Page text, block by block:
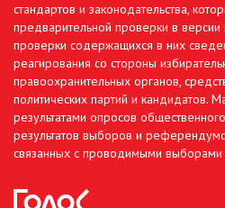
стандартов и законодательства,
предварительной проверки в версии
проверки содержащихся в них
реагирования со стороны
правоохранительных органов,
политических партий и кандидатов.
результатами опросов
результатов выборов и
связанных с проводимыми